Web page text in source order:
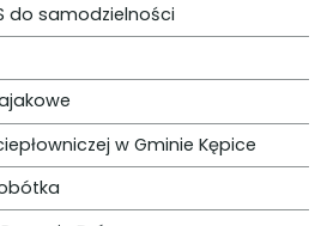
do samodzielności
w Gminie Kępice